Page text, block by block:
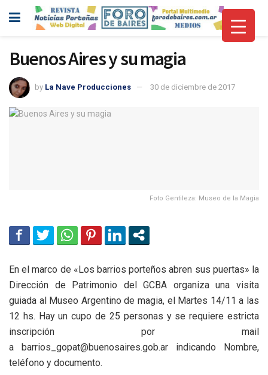
Buenos Aires y su magia
by La Nave Producciones 30 de diciembre de 2017
Foto Gentileza: Museo de la Magia
En el marco de «Los barrios porteños abren sus puertas» la
Dirección de Patrimonio del GCBA organiza una visita
guiada al Museo Argentino de magia, el Martes 14/11 a las
12 hs. Hay un cupo de 25 personas y se requiere estricta
inscripción por mail
a barrios_gopat@buenosaires.gob.ar indicando Nombre,
teléfono y documento.